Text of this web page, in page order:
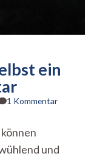
ein
1 Kommentarzu
sich
und